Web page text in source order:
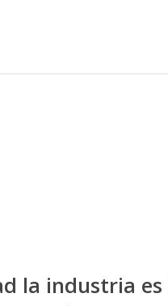
la industria es